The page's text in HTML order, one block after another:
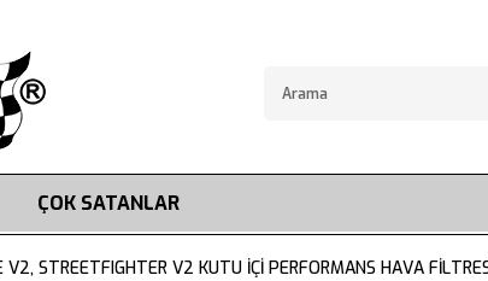
ÇOK SATANLAR
STREETFIGHTER V2 KUTU İÇİ PERFORMANS HAVA